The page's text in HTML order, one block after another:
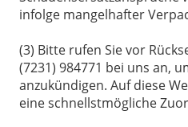
infolge mangelhafter
(3) Bitte rufen Sie vor
(7231) 984771 bei uns an,
anzukündigen. Auf diese
eine schnellstmögliche